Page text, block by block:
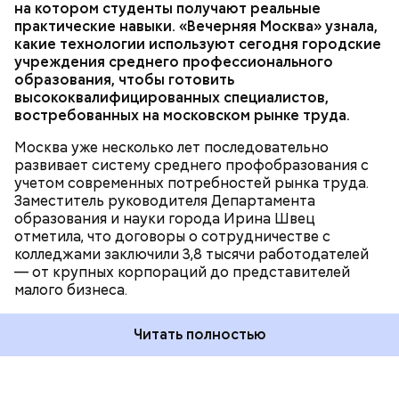
на котором студенты получают реальные
практические навыки. «Вечерняя Москва» узнала,
какие технологии используют сегодня городские
учреждения среднего профессионального
образования, чтобы готовить
высококвалифицированных специалистов,
востребованных на московском рынке труда.
Москва уже несколько лет последовательно
развивает систему среднего профобразования с
учетом современных потребностей рынка труда.
Заместитель руководителя Департамента
образования и науки города Ирина Швец
отметила, что договоры о сотрудничестве с
колледжами заключили 3,8 тысячи работодателей
— от крупных корпораций до представителей
малого бизнеса.
тысячи мастерских и лабораторий. Ирина Швец
сообщила, что к 2031 году планируется полностью
обновить инфраструктуру городских колледжей, в
том числе — построить семь новых, где будут
обучаться более 60 тысяч студентов.
Читать полностью
— Увидев, как здесь все устроено, послушав
рассказы режиссеров, актеров, я по-другому стала
смотреть на кинематограф. Думаю, что мне было
бы интересно побыть за кадром, например в
кресле режиссера, — рассказала она.
Возведение в Москве социальных объектов
соответствует целям и инициативам
национального проекта
жизни».